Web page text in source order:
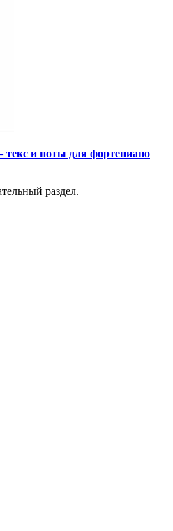
и ноты для фортепиано
раздел.